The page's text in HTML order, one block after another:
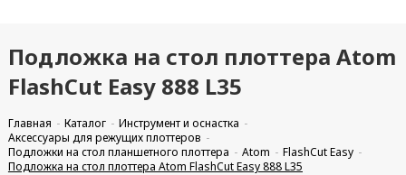
Подложка на стол плоттера Atom
FlashCut Easy 888 L35
Главная Каталог
Инструмент и оснастка
Аксессуары для режущих плоттеров
Подложки на стол планшетного плоттера
Atom
FlashCut Easy
Подложка на стол плоттера Atom FlashCut Easy 888 L35